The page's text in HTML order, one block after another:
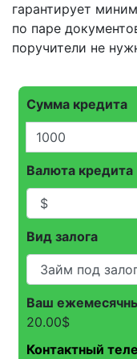
гарантирует
по паре
поручители не
Сумма кредита
Валюта кредита
Вид залога
Ваш
20.00$
Контактный